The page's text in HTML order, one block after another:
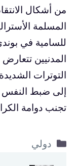
من أشكال
المسلمة
للسامية في
المدنيين
التوترات
إلى ضبط النفس
تجنب دوامة
التصنيفات
دولي